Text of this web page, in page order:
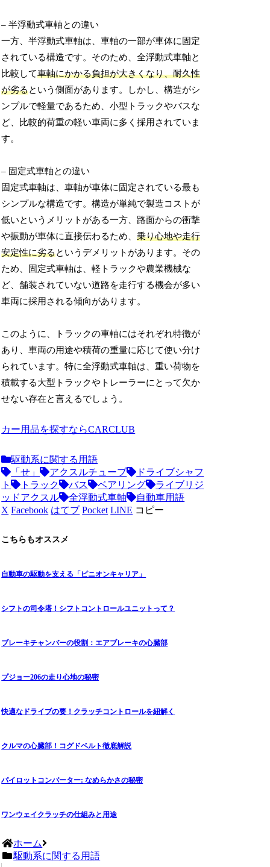
– 半浮動式車軸との違い
一方、半浮動式車軸は、車軸の一部が車体に固定
されている構造です。そのため、全浮動式車軸と
比較して車軸にかかる負担が大きくなり、耐久性
が劣るという側面があります。しかし、構造がシ
ンプルで軽量であるため、小型トラックやバスな
ど、比較的荷重の軽い車両に多く採用されていま
す。
– 固定式車軸との違い
固定式車軸は、車軸が車体に固定されている最も
シンプルな構造です。構造が単純で製造コストが
低いというメリットがある一方、路面からの衝撃
や振動が車体に直接伝わるため、乗り心地や走行
安定性に劣るというデメリットがあります。その
ため、固定式車軸は、軽トラックや農業機械な
ど、舗装されていない道路を走行する機会が多い
車両に採用される傾向があります。
このように、トラックの車軸にはそれぞれ特徴が
あり、車両の用途や積荷の重量に応じて使い分け
られています。特に全浮動式車軸は、重い荷物を
積載する大型トラックやトレーラーにとって欠か
せない存在と言えるでしょう。
カー用品を探すならCARCLUB
駆動系に関する用語
「せ」
アクスルチューブ
ドライブシャフ
ト
トラック バス ベアリング
ライブリジ
ッドアクスル
全浮動式車軸
自動車用語
X Facebook はてブ Pocket LINE コピー
こちらもオススメ
自動車の駆動を支える「ピニオンキャリア」
シフトの司令塔！シフトコントロールユニットって？
ブレーキチャンバーの役割：エアブレーキの心臓部
プジョー206の走り心地の秘密
快適なドライブの要！クラッチコントロールを紐解く
クルマの心臓部！コグドベルト徹底解説
パイロットコンバーター: なめらかさの秘密
ワンウェイクラッチの仕組みと用途
ホーム
駆動系に関する用語